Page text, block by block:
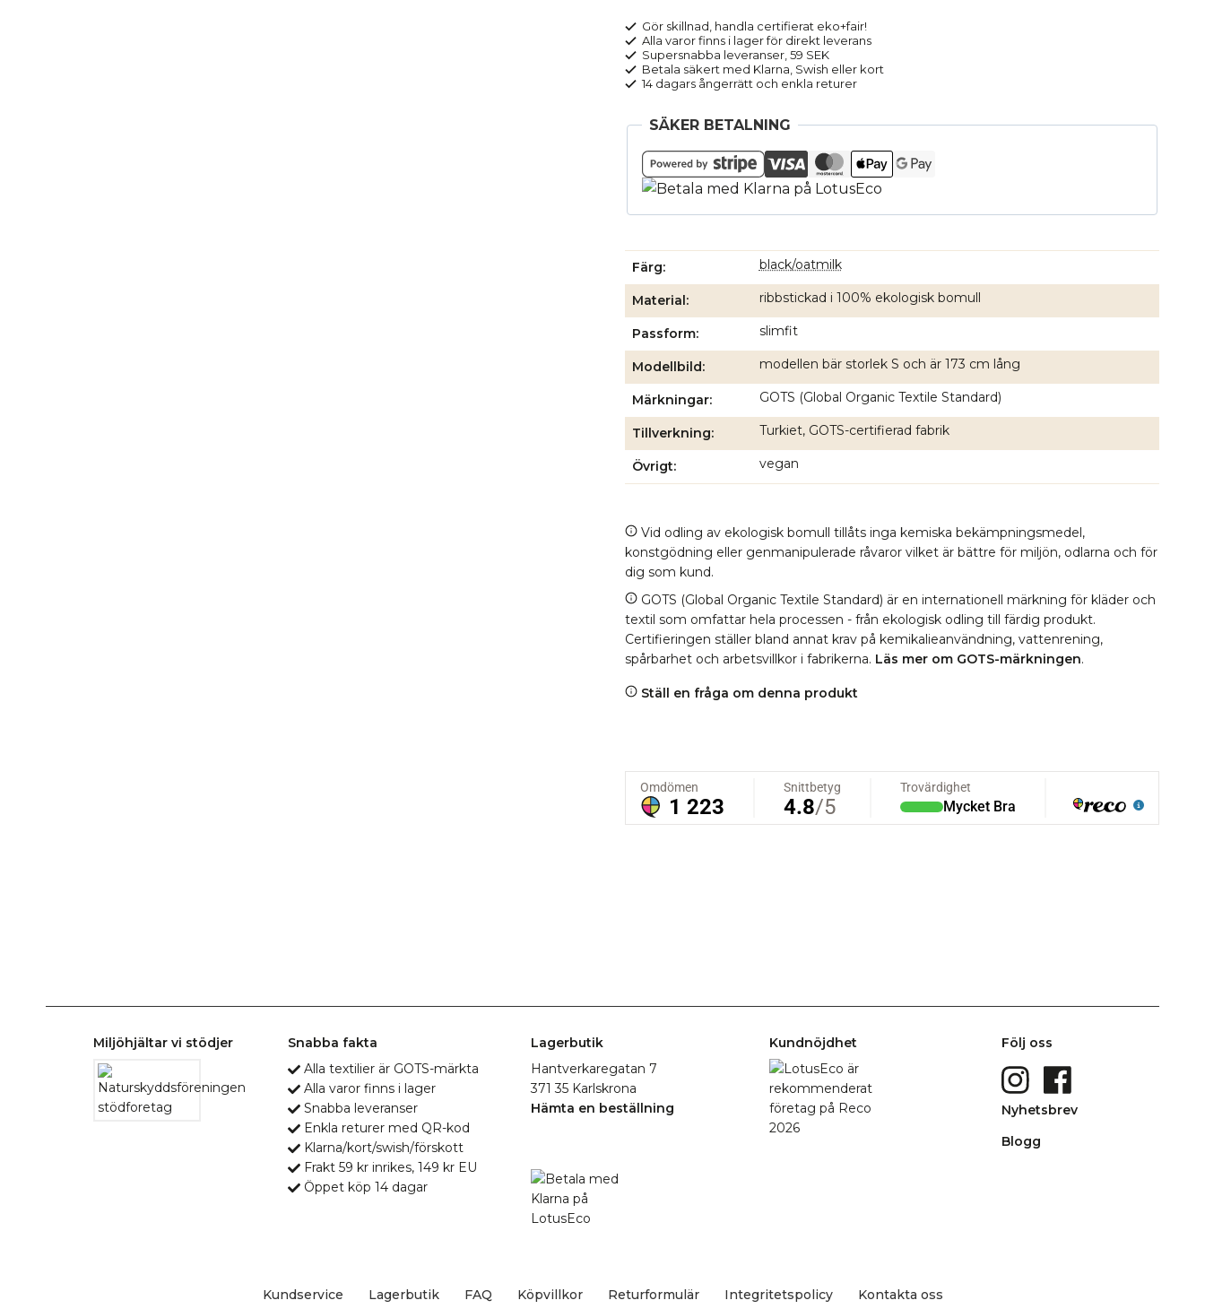
CREWNECK
svart/cremevit
mängd
Gör skillnad, handla certifierat eko+fair!
Alla varor finns i lager för direkt leverans
Supersnabba leveranser, 59 SEK
Betala säkert med Klarna, Swish eller kort
14 dagars ångerrätt och enkla returer
SÄKER BETALNING
Färg black/oatmilk
Material ribbstickad i 100% ekologisk bomull
Passform slimfit
Modellbild modellen bär storlek S och är 173 cm lång
Märkningar GOTS (Global Organic Textile Standard)
Tillverkning Turkiet, GOTS-certifierad fabrik
Övrigt vegan
Vid odling av ekologisk bomull tillåts inga kemiska bekämpningsmedel,
konstgödning eller genmanipulerade råvaror vilket är bättre för miljön, odlarna och för
dig som kund.
GOTS (Global Organic Textile Standard) är en internationell märkning för kläder och
textil som omfattar hela processen - från ekologisk odling till färdig produkt.
Certifieringen ställer bland annat krav på kemikalieanvändning, vattenrening,
spårbarhet och arbetsvillkor i fabrikerna. Läs mer om GOTS-märkningen.
Ställ en fråga om denna produkt
Miljöhjältar vi stödjer
Snabba fakta
Alla textilier är GOTS-märkta
Alla varor finns i lager
Snabba leveranser
Enkla returer med QR-kod
Klarna/kort/swish/förskott
Frakt 59 kr inrikes, 149 kr EU
Öppet köp 14 dagar
Lagerbutik
Hantverkaregatan 7
371 35 Karlskrona
Hämta en beställning
Kundnöjdhet Följ oss
Nyhetsbrev
Blogg
Kundservice Lagerbutik FAQ Köpvillkor Returformulär Integritetspolicy Kontakta oss